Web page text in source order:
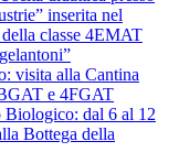
inserita nel
classe 4EMAT
visita alla Cantina
e 4FGAT
dal 6 al 12
Bottega della